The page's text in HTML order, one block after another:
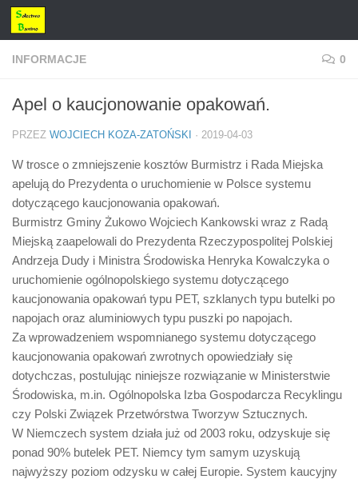
Przejdź do treści
INFORMACJE 0
Apel o kaucjonowanie opakowań.
PRZEZ WOJCIECH KOZA-ZATOŃSKI · 2019-04-03
W trosce o zmniejszenie kosztów Burmistrz i Rada Miejska
apelują do Prezydenta o uruchomienie w Polsce systemu
dotyczącego kaucjonowania opakowań.
Burmistrz Gminy Żukowo Wojciech Kankowski wraz z Radą
Miejską zaapelowali do Prezydenta Rzeczypospolitej Polskiej
Andrzeja Dudy i Ministra Środowiska Henryka Kowalczyka o
uruchomienie ogólnopolskiego systemu dotyczącego
kaucjonowania opakowań typu PET, szklanych typu butelki po
napojach oraz aluminiowych typu puszki po napojach.
Za wprowadzeniem wspomnianego systemu dotyczącego
kaucjonowania opakowań zwrotnych opowiedziały się
dotychczas, postulując niniejsze rozwiązanie w Ministerstwie
Środowiska, m.in. Ogólnopolska Izba Gospodarcza Recyklingu
czy Polski Związek Przetwórstwa Tworzyw Sztucznych.
W Niemczech system działa już od 2003 roku, odzyskuje się
ponad 90% butelek PET. Niemcy tym samym uzyskują
najwyższy poziom odzysku w całej Europie. System kaucyjny